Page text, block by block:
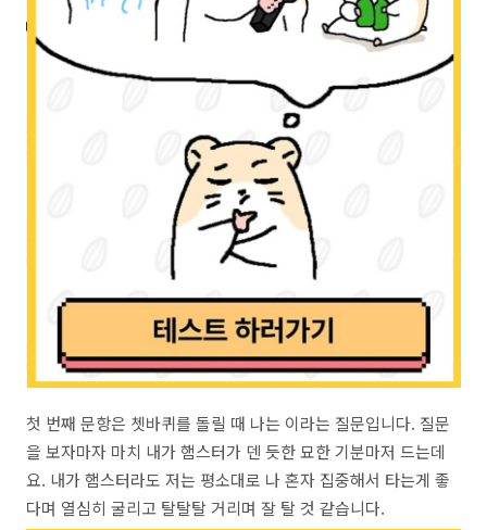
첫 번째 문항은 쳇바퀴를 돌릴 때 나는 이라는 질문입니다. 질문
을 보자마자 마치 내가 햄스터가 덴 듯한 묘한 기분마저 드는데
요. 내가 햄스터라도 저는 평소대로 나 혼자 집중해서 타는게 좋
다며 열심히 굴리고 탈탈탈 거리며 잘 탈 것 같습니다.